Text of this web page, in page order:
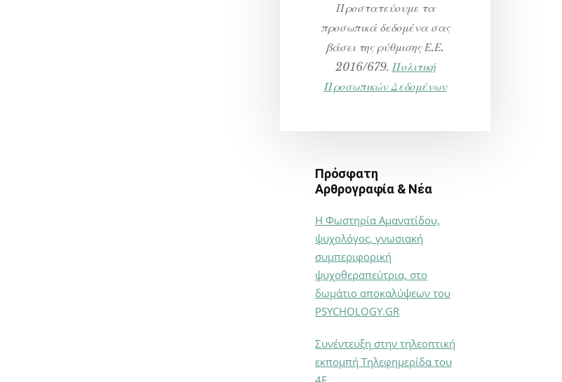
Προστατεύουμε τα
προσωπικά δεδομένα σας
βάσει της ρύθμισης Ε.Ε.
2016/679. Πολιτική
Προσωπικών Δεδομένων
Πρόσφατη
Αρθρογραφία & Νέα
Η Φωστηρία Αμανατίδου,
ψυχολόγος, γνωσιακή
συμπεριφορική
ψυχοθεραπεύτρια, στο
δωμάτιο αποκαλύψεων του
PSYCHOLOGY.GR
Συνέντευξη στην τηλεοπτική
εκπομπή Τηλεφημερίδα του